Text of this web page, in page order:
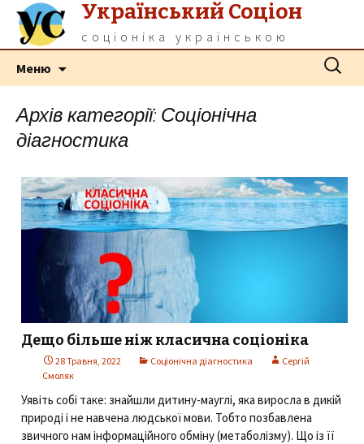
Український Соціон
соціоніка українською
Меню
Пошук:
Архів категорії: Соціонічна
діагностика
Дещо більше ніж класична соціоніка
28 Травня, 2022 Соціонічна діагностика
Сергій
Смоляк
Уявіть собі таке: знайшли дитину-мауглі, яка виросла в дикій
природі і не навчена людської мови. Тобто позбавлена
звичного нам інформаційного обміну (метаболізму). Що із її